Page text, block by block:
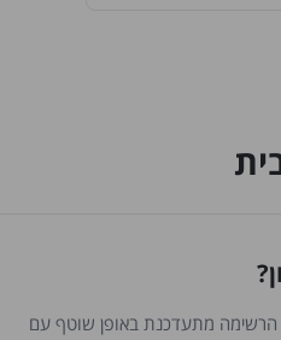
השרון. הרשימה מתעדכנת באופן שוטף עם